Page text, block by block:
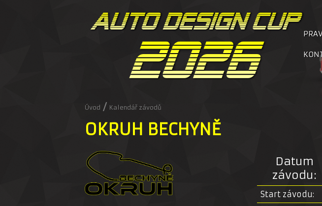
Úvod / Kalendář závodů
OKRUH BECHYNĚ
Datum
závodu:
Start závodu: